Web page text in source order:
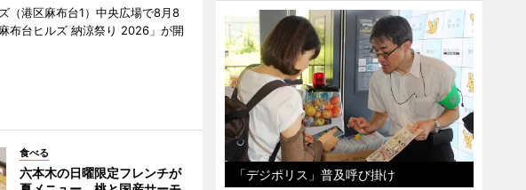
（港区麻布台1）中央広場で8月8
布台ヒルズ 納涼祭り 2026」が開
食べる
六本木の日曜限定フレンチが
「デジポリス」普及呼び掛け